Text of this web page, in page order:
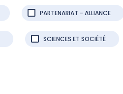
PARTENARIAT - ALLIANCE
SCIENCES ET SOCIÉTÉ